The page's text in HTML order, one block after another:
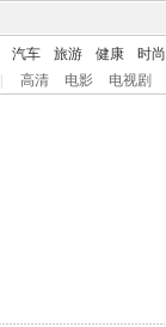
汽车 旅游 健康 时尚
高清 电影 电视剧